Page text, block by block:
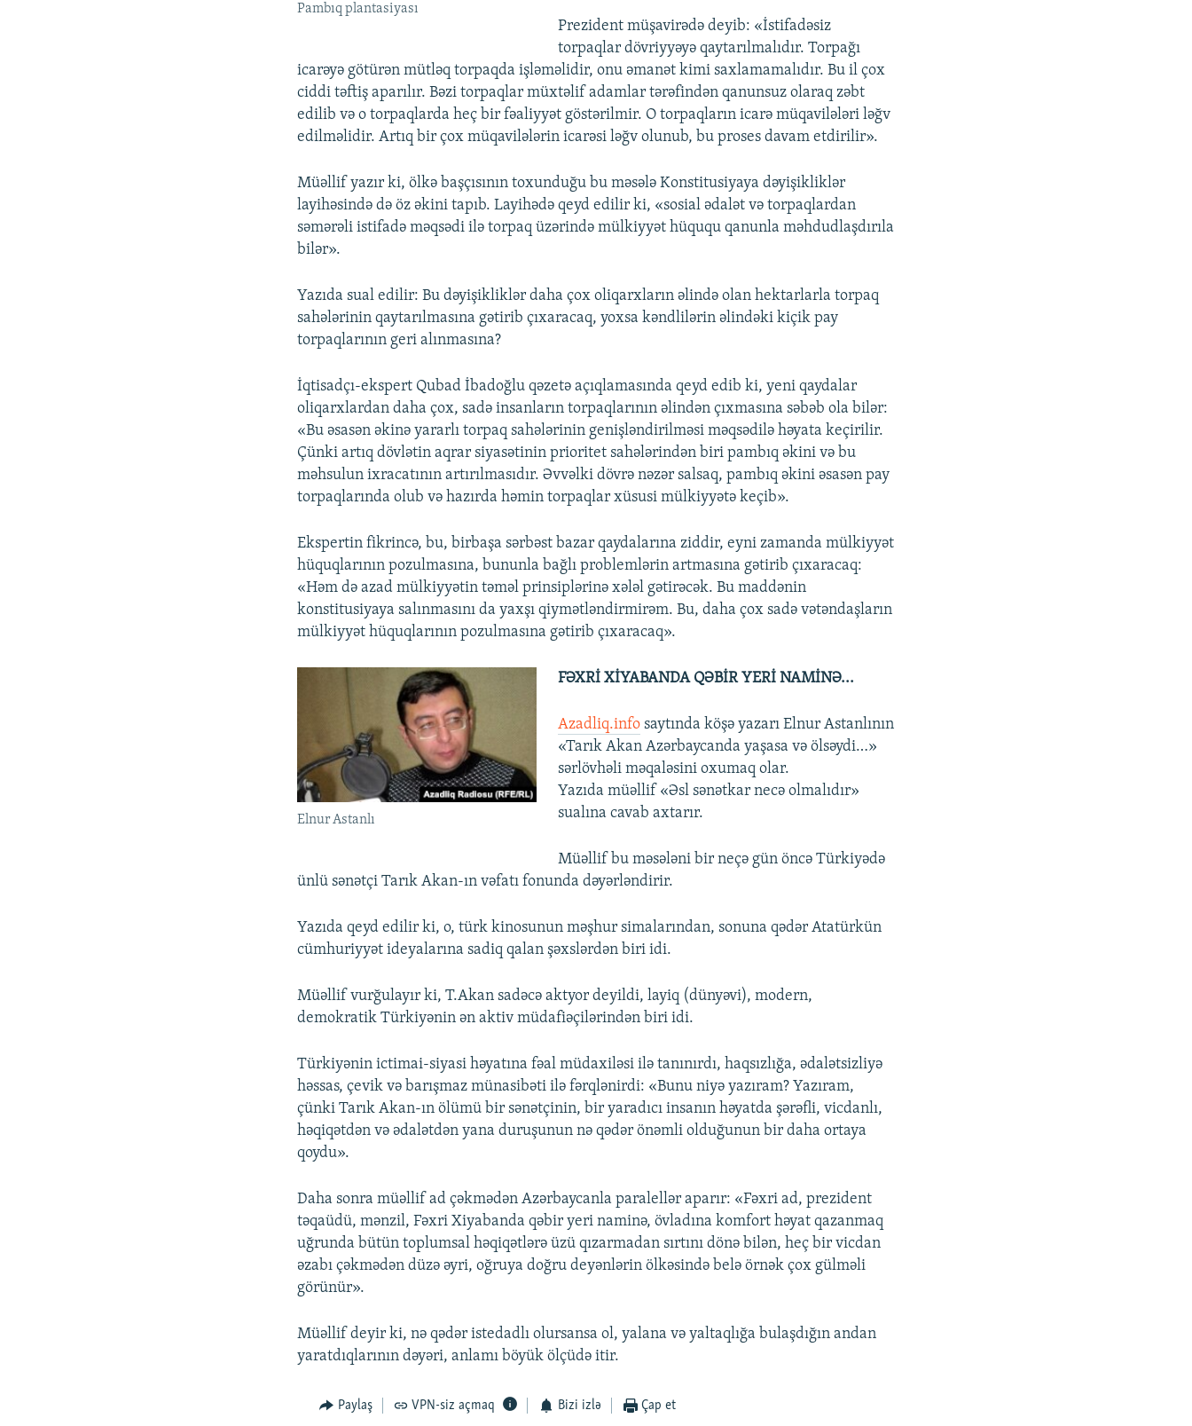
Pambıq plantasiyası
Prezident müşavirədə deyib: «İstifadəsiz
torpaqlar dövriyyəyə qaytarılmalıdır. Torpağı
icarəyə götürən mütləq torpaqda işləməlidir, onu əmanət kimi saxlamamalıdır. Bu il çox
ciddi təftiş aparılır. Bəzi torpaqlar müxtəlif adamlar tərəfindən qanunsuz olaraq zəbt
edilib və o torpaqlarda heç bir fəaliyyət göstərilmir. O torpaqların icarə müqavilələri ləğv
edilməlidir. Artıq bir çox müqavilələrin icarəsi ləğv olunub, bu proses davam etdirilir».
Müəllif yazır ki, ölkə başçısının toxunduğu bu məsələ Konstitusiyaya dəyişikliklər
layihəsində də öz əkini tapıb. Layihədə qeyd edilir ki, «sosial ədalət və torpaqlardan
səmərəli istifadə məqsədi ilə torpaq üzərində mülkiyyət hüququ qanunla məhdudlaşdırıla
bilər».
Yazıda sual edilir: Bu dəyişikliklər daha çox oliqarxların əlində olan hektarlarla torpaq
sahələrinin qaytarılmasına gətirib çıxaracaq, yoxsa kəndlilərin əlindəki kiçik pay
torpaqlarının geri alınmasına?
İqtisadçı-ekspert Qubad İbadoğlu qəzetə açıqlamasında qeyd edib ki, yeni qaydalar
oliqarxlardan daha çox, sadə insanların torpaqlarının əlindən çıxmasına səbəb ola bilər:
«Bu əsasən əkinə yararlı torpaq sahələrinin genişləndirilməsi məqsədilə həyata keçirilir.
Çünki artıq dövlətin aqrar siyasətinin prioritet sahələrindən biri pambıq əkini və bu
məhsulun ixracatının artırılmasıdır. Əvvəlki dövrə nəzər salsaq, pambıq əkini əsasən pay
torpaqlarında olub və hazırda həmin torpaqlar xüsusi mülkiyyətə keçib».
Ekspertin fikrincə, bu, birbaşa sərbəst bazar qaydalarına ziddir, eyni zamanda mülkiyyət
hüquqlarının pozulmasına, bununla bağlı problemlərin artmasına gətirib çıxaracaq:
«Həm də azad mülkiyyətin təməl prinsiplərinə xələl gətirəcək. Bu maddənin
konstitusiyaya salınmasını da yaxşı qiymətləndirmirəm. Bu, daha çox sadə vətəndaşların
mülkiyyət hüquqlarının pozulmasına gətirib çıxaracaq».
Elnur Astanlı
FƏXRİ XİYABANDA QƏBİR YERİ NAMİNƏ...
Azadliq.infosaytında köşə yazarı Elnur Astanlının
«Tarık Akan Azərbaycanda yaşasa və ölsəydi…»
sərlövhəli məqaləsini oxumaq olar.
Yazıda müəllif «Əsl sənətkar necə olmalıdır»
sualına cavab axtarır.
Müəllif bu məsələni bir neçə gün öncə Türkiyədə
ünlü sənətçi Tarık Akan-ın vəfatı fonunda dəyərləndirir.
Yazıda qeyd edilir ki, o, türk kinosunun məşhur simalarından, sonuna qədər Atatürkün
cümhuriyyət ideyalarına sadiq qalan şəxslərdən biri idi.
Müəllif vurğulayır ki, T.Akan sadəcə aktyor deyildi, layiq (dünyəvi), modern,
demokratik Türkiyənin ən aktiv müdafiəçilərindən biri idi.
Türkiyənin ictimai-siyasi həyatına fəal müdaxiləsi ilə tanınırdı, haqsızlığa, ədalətsizliyə
həssas, çevik və barışmaz münasibəti ilə fərqlənirdi: «Bunu niyə yazıram? Yazıram,
çünki Tarık Akan-ın ölümü bir sənətçinin, bir yaradıcı insanın həyatda şərəfli, vicdanlı,
həqiqətdən və ədalətdən yana duruşunun nə qədər önəmli olduğunun bir daha ortaya
qoydu».
Daha sonra müəllif ad çəkmədən Azərbaycanla paralellər aparır: «Fəxri ad, prezident
təqaüdü, mənzil, Fəxri Xiyabanda qəbir yeri naminə, övladına komfort həyat qazanmaq
uğrunda bütün toplumsal həqiqətlərə üzü qızarmadan sırtını dönə bilən, heç bir vicdan
əzabı çəkmədən düzə əyri, oğruya doğru deyənlərin ölkəsində belə örnək çox gülməli
görünür».
Müəllif deyir ki, nə qədər istedadlı olursansa ol, yalana və yaltaqlığa bulaşdığın andan
yaratdıqlarının dəyəri, anlamı böyük ölçüdə itir.
Paylaş VPN-siz açmaq Bizi izlə Çap et